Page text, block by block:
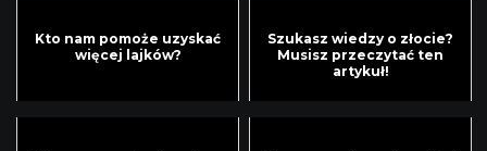
Kto nam pomoże uzyskać
więcej lajków?
Szukasz wiedzy o złocie?
Musisz przeczytać ten
artykuł!